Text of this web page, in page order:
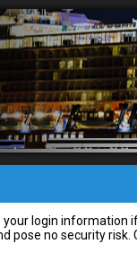
login information
pose no security